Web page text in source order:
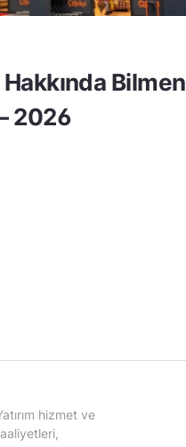
Bilmen
2026
hizmet ve